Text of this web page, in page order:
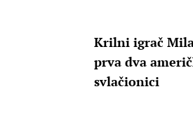
Krilni igrač
prva dva
svlačionici